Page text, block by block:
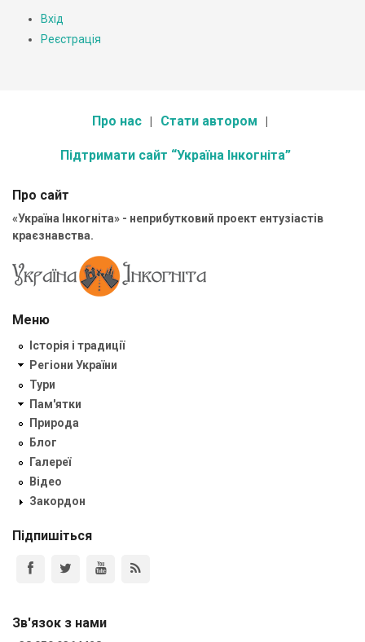
Вхід
Реєстрація
Про нас Стати автором
Підтримати сайт “Україна Інкогніта”
Про сайт
«Україна Інкогніта» - неприбутковий проект ентузіастів
краєзнавства.
Меню
Історія і традиції
Регіони України
Тури
Пам'ятки
Природа
Блог
Галереї
Відео
Закордон
Підпишіться
Зв'язок з нами